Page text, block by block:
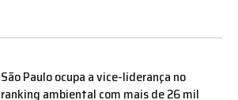
São Paulo ocupa a vice-liderança no
ranking ambiental com mais de 26 mil